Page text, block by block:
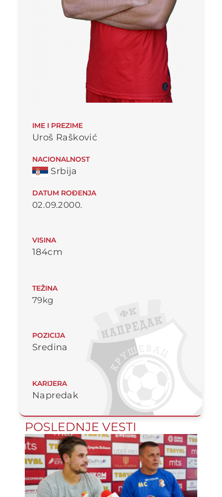
IME I PREZIME
Uroš Rašković
NACIONALNOST
Srbija
DATUM ROĐENJA
02.09.2000.
VISINA
184cm
TEŽINA
79kg
POZICIJA
Sredina
KARIJERA
Napredak
POSLEDNJE VESTI